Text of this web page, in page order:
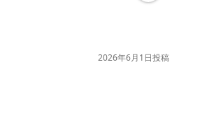
2026年6月1日投稿